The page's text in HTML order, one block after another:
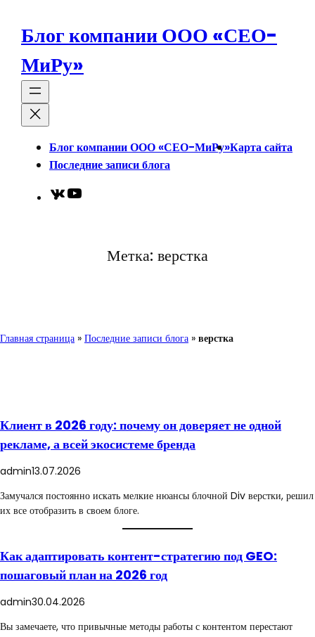
содержимому
Блог компании ООО «СЕО-
МиРу»
Блог компании ООО «СЕО-МиРу»Карта сайта
Последние записи блога
VK
Метка: верстка
Главная страница » Последние записи блога » верстка
Клиент в 2026 году: почему он доверяет не одной
рекламе, а всей экосистеме бренда
admin13.07.2026
Замучался постоянно искать мелкие нюансы блочной Div верстки, решил
их все отобразить в своем блоге.
Как адаптировать контент-стратегию под GEO:
пошаговый план на 2026 год
admin30.04.2026
Вы замечаете, что привычные методы работы с контентом перестают